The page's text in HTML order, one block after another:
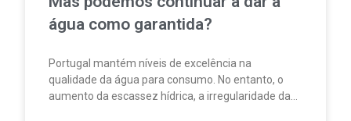
água como garantida?
Portugal mantém níveis de excelência na
qualidade da água para consumo. No entanto, o
aumento da escassez hídrica, a irregularidade da